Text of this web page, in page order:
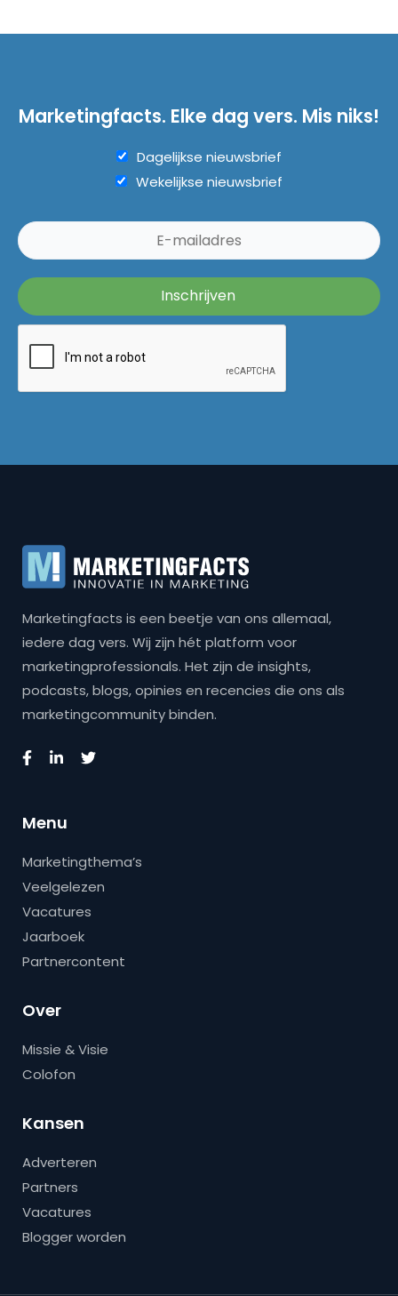
Marketingfacts. Elke dag vers. Mis niks!
Dagelijkse nieuwsbrief
Wekelijkse nieuwsbrief
Marketingfacts is een beetje van ons allemaal,
iedere dag vers. Wij zijn hét platform voor
marketingprofessionals. Het zijn de insights,
podcasts, blogs, opinies en recencies die ons als
marketingcommunity binden.
Menu
Marketingthema’s
Veelgelezen
Vacatures
Jaarboek
Partnercontent
Over
Missie & Visie
Colofon
Kansen
Adverteren
Partners
Vacatures
Blogger worden